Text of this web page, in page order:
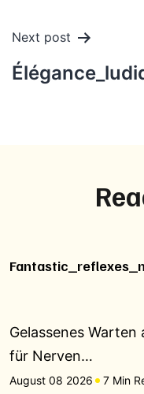
Next post
Gelassenes
für Nerven…
August 08 2026 7 Min